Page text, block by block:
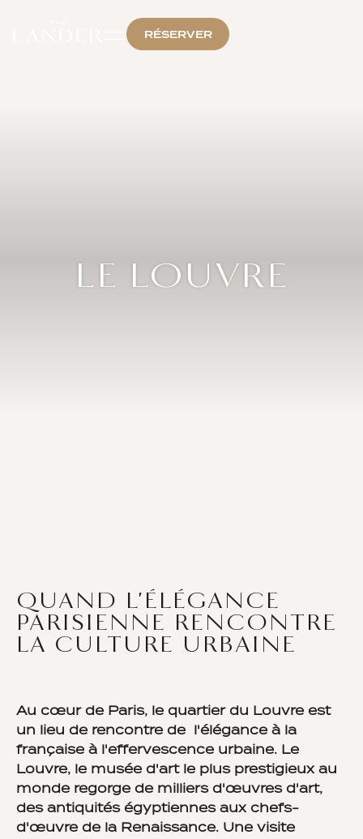
RÉSERVER
LE LOUVRE
QUAND L'ÉLÉGANCE
PARISIENNE RENCONTRE
LA CULTURE URBAINE
Au cœur de Paris, le quartier du Louvre est
un lieu de rencontre de l'élégance à la
française à l'effervescence urbaine. Le
Louvre, le musée d'art le plus prestigieux au
monde regorge de milliers d'œuvres d'art,
des antiquités égyptiennes aux chefs-
d'œuvre de la Renaissance. Une visite